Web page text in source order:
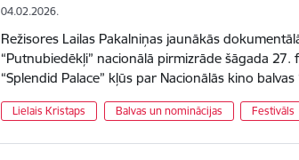
04.02.2026.
Režisores Lailas Pakalniņas jaunākās
“Putnubiedēkļi” nacionālā pirmizrāde šāgada
“Splendid Palace” kļūs par Nacionālās kino
Lielais Kristaps Balvas un nominācijas Festivāls